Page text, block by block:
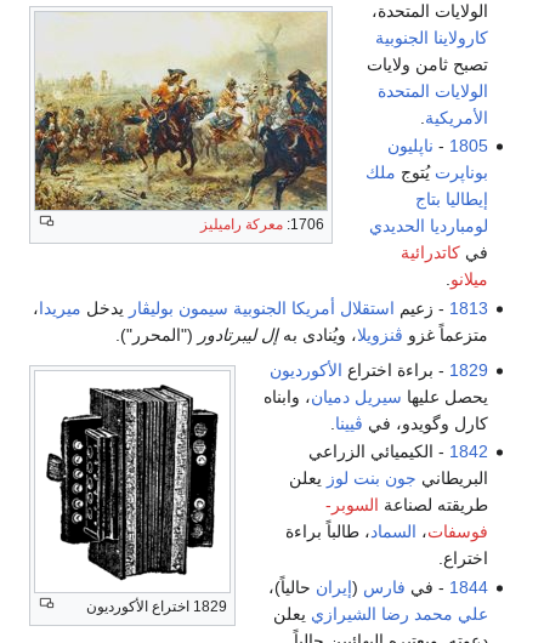
1706: معركة راميليز
الولايات المتحدة،
كارولاينا الجنوبية
تصبح ثامن ولايات
الولايات المتحدة
الأمريكية
1805
- ناپليون
بوناپرت يُتوج ملك
إيطاليا بتاج
لومبارديا الحديدي
فيكاتدرائية
ميلانو.
1813 - زعيم استقلال أمريكا الجنوبية سيمون بوليڤار يدخل ميريدا،
متزعماً غزو ڤنزويلا، ويُنادى بهإل ليبرتادور ("المحرر").
1829 اختراع الأكورديون
1829 - براءة اختراع الأكورديون
يحصل عليها سيريل دميان، وابناه
كارل وگويدو، في ڤيينا
1842 - الكيميائي الزراعي
البريطاني جون بنت لوز يعلن
طريقته لصناعة السوبر-
فوسفات، السماد، طالباً براءة
اختراع.
1844 - في فارس (إيران حالياً)،
علي محمد رضا الشيرازي يعلن